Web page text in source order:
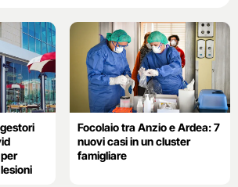
Focolaio tra Anzio e Ardea: 7
nuovi casi in un cluster
famigliare